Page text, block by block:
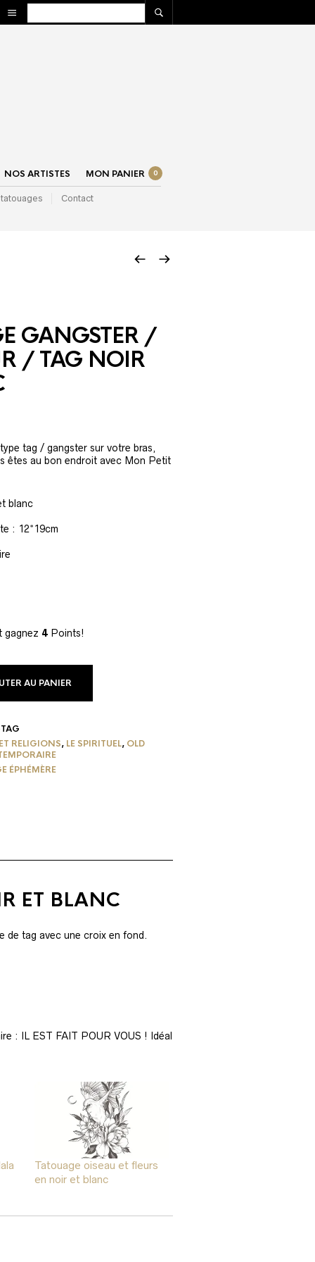
NOS ARTISTES MON PANIER 0
Contact
GANGSTER /
/ TAG NOIR
tag / gangster sur votre bras,
êtes au bon endroit avec Mon Petit
blanc
: 12*19cm
gagnez 4Points!
AU PANIER
RELIGIONS, LE SPIRITUEL, OLD
ÉPHÉMÈRE
ET BLANC
de tag avec une croix en fond.
: IL EST FAIT POUR VOUS ! Idéal
Tatouage oiseau et fleurs
en noir et blanc